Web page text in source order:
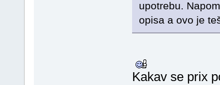
upotrebu.
opisa a ovo je
Kakav se prix